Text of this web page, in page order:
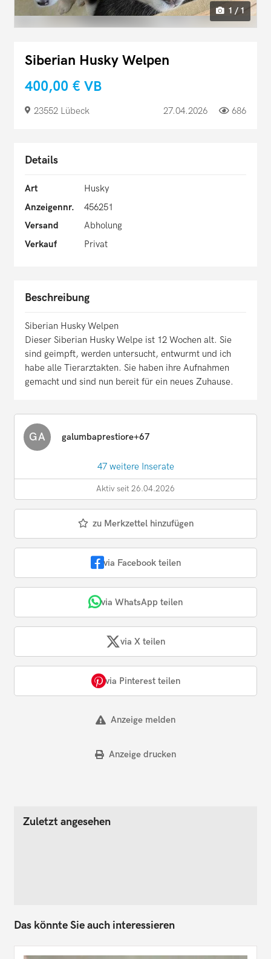
1 / 1
Siberian Husky Welpen
400,00 € VB
23552 Lübeck 27.04.2026 686
Details
Art
Husky
Anzeigennr.
456251
Versand
Abholung
Verkauf
Privat
Beschreibung
Siberian Husky Welpen
Dieser Siberian Husky Welpe ist 12 Wochen alt. Sie
sind geimpft, werden untersucht, entwurmt und ich
habe alle Tierarztakten. Sie haben ihre Aufnahmen
gemacht und sind nun bereit für ein neues Zuhause.
GA galumbaprestiore+67
47 weitere Inserate
Aktiv seit 26.04.2026
zu Merkzettel hinzufügen
via Facebook teilen
via WhatsApp teilen
via X teilen
via Pinterest teilen
Anzeige melden
Anzeige drucken
Zuletzt angesehen
Das könnte Sie auch interessieren